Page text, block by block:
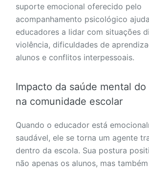
suporte emocional oferecido pelo
acompanhamento psicológico
educadores a lidar com situações
violência, dificuldades de
alunos e conflitos interpessoais.
Impacto da saúde mental
na comunidade escolar
Quando o educador está
saudável, ele se torna um agente
dentro da escola. Sua postura
não apenas os alunos, mas